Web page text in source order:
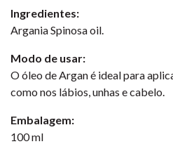
Ingredientes:
Argania Spinosa oil.
Modo de usar:
O óleo de Argan é ideal para
como nos lábios, unhas e cabelo.
Embalagem:
100 ml